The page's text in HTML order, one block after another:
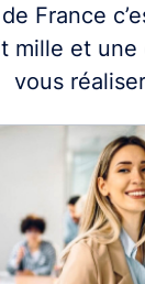
France
mille et une
vous réaliser